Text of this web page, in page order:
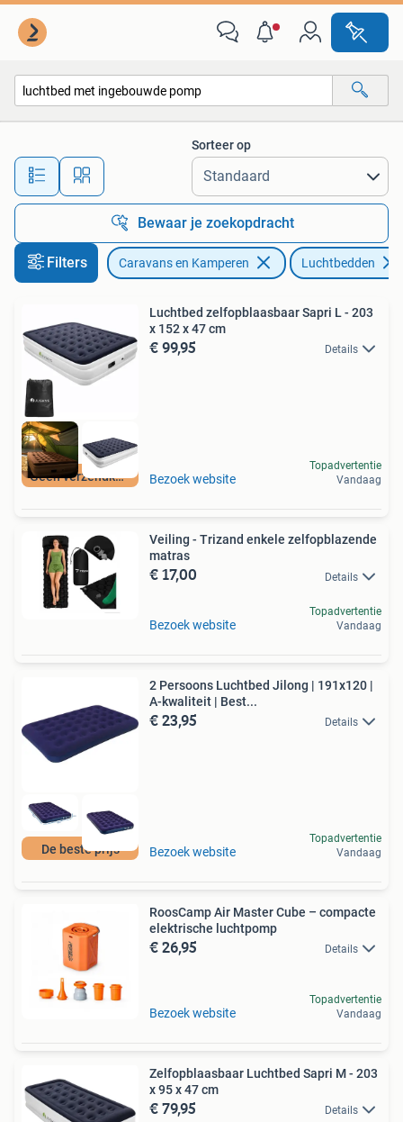
Alle afstanden…
Sorteer op
Bewaar je zoekopdracht
Filters Caravans en Kamperen Luchtbedden
Geen verzendkosten
Luchtbed zelfopblaasbaar Sapri L - 203
x 152 x 47 cm
€ 99,95 Details
Bezoek website
Topadvertentie
Vandaag
Veiling - Trizand enkele zelfopblazende
matras
€ 17,00 Details
Bezoek website
Topadvertentie
Vandaag
De beste prijs
2 Persoons Luchtbed Jilong | 191x120 |
A-kwaliteit | Best...
€ 23,95 Details
Bezoek website
Topadvertentie
Vandaag
RoosCamp Air Master Cube – compacte
elektrische luchtpomp
€ 26,95 Details
Bezoek website
Topadvertentie
Vandaag
Zelfopblaasbaar Luchtbed Sapri M - 203
x 95 x 47 cm
€ 79,95 Details